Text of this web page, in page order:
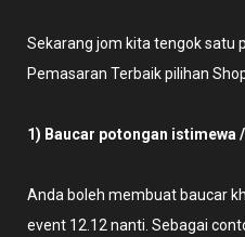
Sekarang jom kita tengok satu
Pemasaran Terbaik pilihan
1) Baucar potongan istimewa
Anda boleh membuat baucar
event 12.12 nanti. Sebagai